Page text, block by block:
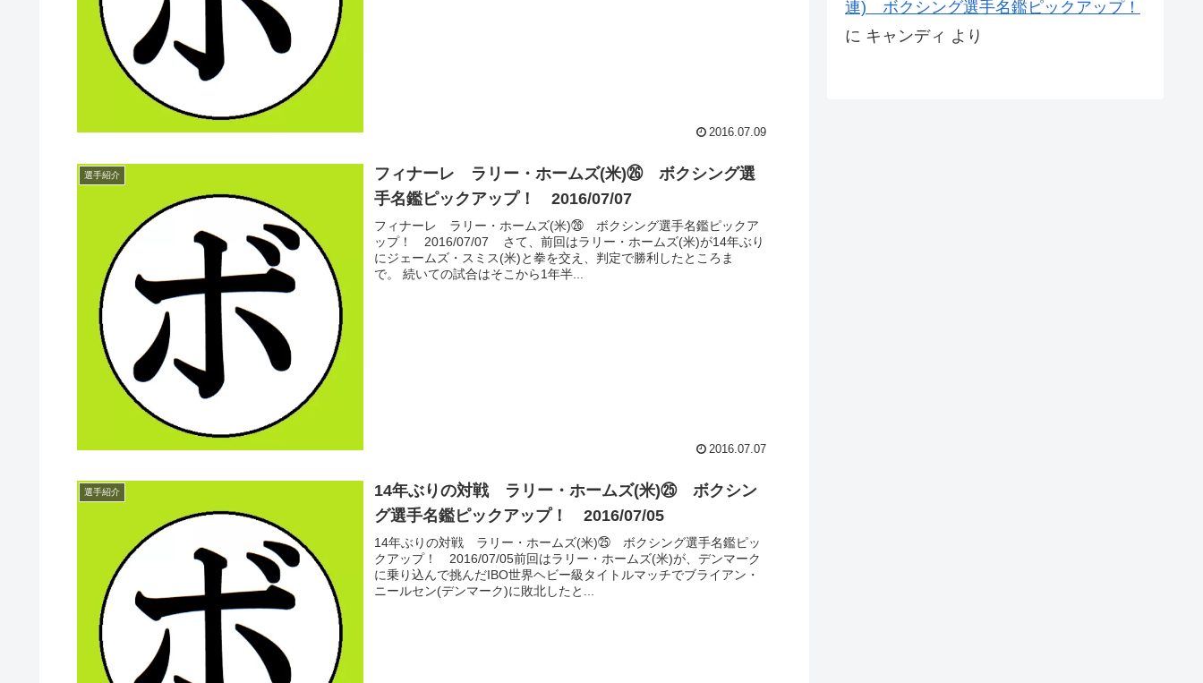
2016.07.09
選手紹介
フィナーレ ラリー・ホームズ(米)㉖ ボクシング選
手名鑑ピックアップ！ 2016/07/07
フィナーレ ラリー・ホームズ(米)㉖ ボクシング選手名鑑ピックア
ップ！ 2016/07/07 さて、前回はラリー・ホームズ(米)が14年ぶり
にジェームズ・スミス(米)と拳を交え、判定で勝利したところま
で。 続いての試合はそこから1年半...
2016.07.07
選手紹介
14年ぶりの対戦 ラリー・ホームズ(米)㉕ ボクシン
グ選手名鑑ピックアップ！ 2016/07/05
14年ぶりの対戦 ラリー・ホームズ(米)㉕ ボクシング選手名鑑ピッ
クアップ！ 2016/07/05前回はラリー・ホームズ(米)が、デンマーク
に乗り込んで挑んだIBO世界ヘビー級タイトルマッチでブライアン・
ニールセン(デンマーク)に敗北したと...
連) ボクシング選手名鑑ピックアップ！
に キャンディ より